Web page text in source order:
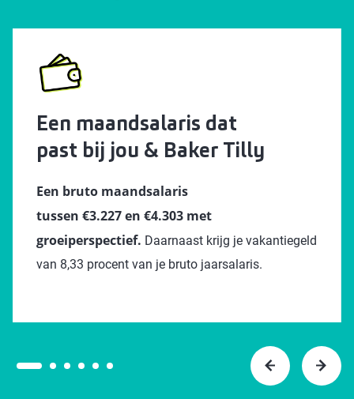
Een maandsalaris dat
past bij jou & Baker Tilly
Een bruto maandsalaris
tussen €3.227 en €4.303 met
groeiperspectief. Daarnaast krijg je vakantiegeld
van 8,33 procent van je bruto jaarsalaris.